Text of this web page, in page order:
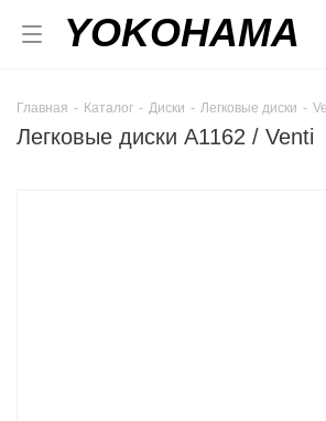
YOKOHAMA
Главная - Каталог - Диски - Легковые диски -
Легковые диски А1162 / Venti